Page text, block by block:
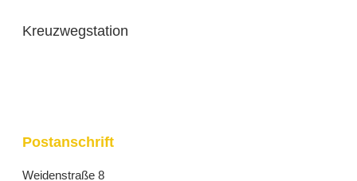
Kreuzwegstation
Postanschrift
Weidenstraße 8